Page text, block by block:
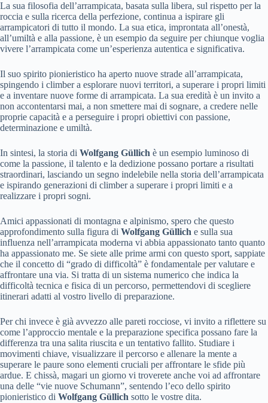
La sua filosofia dell’arrampicata, basata sulla libera, sul rispetto per la
roccia e sulla ricerca della perfezione, continua a ispirare gli
arrampicatori di tutto il mondo. La sua etica, improntata all’onestà,
all’umiltà e alla passione, è un esempio da seguire per chiunque voglia
vivere l’arrampicata come un’esperienza autentica e significativa.
Il suo spirito pionieristico ha aperto nuove strade all’arrampicata,
spingendo i climber a esplorare nuovi territori, a superare i propri limiti
e a inventare nuove forme di arrampicata. La sua eredità è un invito a
non accontentarsi mai, a non smettere mai di sognare, a credere nelle
proprie capacità e a perseguire i propri obiettivi con passione,
determinazione e umiltà.
In sintesi, la storia di Wolfgang Güllich è un esempio luminoso di
come la passione, il talento e la dedizione possano portare a risultati
straordinari, lasciando un segno indelebile nella storia dell’arrampicata
e ispirando generazioni di climber a superare i propri limiti e a
realizzare i propri sogni.
Amici appassionati di montagna e alpinismo, spero che questo
approfondimento sulla figura di Wolfgang Güllich e sulla sua
influenza nell’arrampicata moderna vi abbia appassionato tanto quanto
ha appassionato me. Se siete alle prime armi con questo sport, sappiate
che il concetto di “grado di difficoltà” è fondamentale per valutare e
affrontare una via. Si tratta di un sistema numerico che indica la
difficoltà tecnica e fisica di un percorso, permettendovi di scegliere
itinerari adatti al vostro livello di preparazione.
Per chi invece è già avvezzo alle pareti rocciose, vi invito a riflettere su
come l’approccio mentale e la preparazione specifica possano fare la
differenza tra una salita riuscita e un tentativo fallito. Studiare i
movimenti chiave, visualizzare il percorso e allenare la mente a
superare le paure sono elementi cruciali per affrontare le sfide più
ardue. E chissà, magari un giorno vi troverete anche voi ad affrontare
una delle “vie nuove Schumann”, sentendo l’eco dello spirito
pionieristico di Wolfgang Güllich sotto le vostre dita.